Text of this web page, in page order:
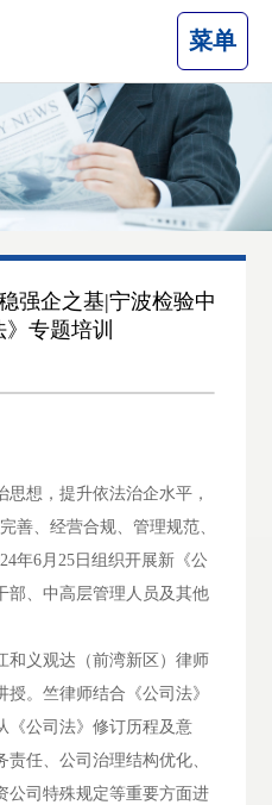
菜单
强企之基|宁波检验中
专题培训
思想，提升依法治企水平，
善、经营合规、管理规范、
年6月 25日组织开展新《公
部、中高层管理人员及其他
和义观达（前湾新区）律师
。竺律师结合《公司法》
《公司法》修订历程及意
任、公司治理结构优化、
公司特殊规定等重要方面进